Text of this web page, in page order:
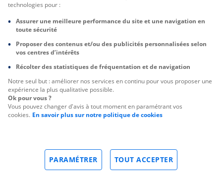
technologies pour :
Assurer une meilleure performance du site et une navigation en
toute sécurité
Proposer des contenus et/ou des publicités personnalisées selon
vos centres d’intérêts
Récolter des statistiques de fréquentation et de navigation
Notre seul but : améliorer nos services en continu pour vous proposer une
expérience la plus qualitative possible.
Ok pour vous ?
Vous pouvez changer d'avis à tout moment en paramétrant vos
cookies. En savoir plus sur notre politique de cookies
TOUT ACCEPTER
PARAMÉTRER